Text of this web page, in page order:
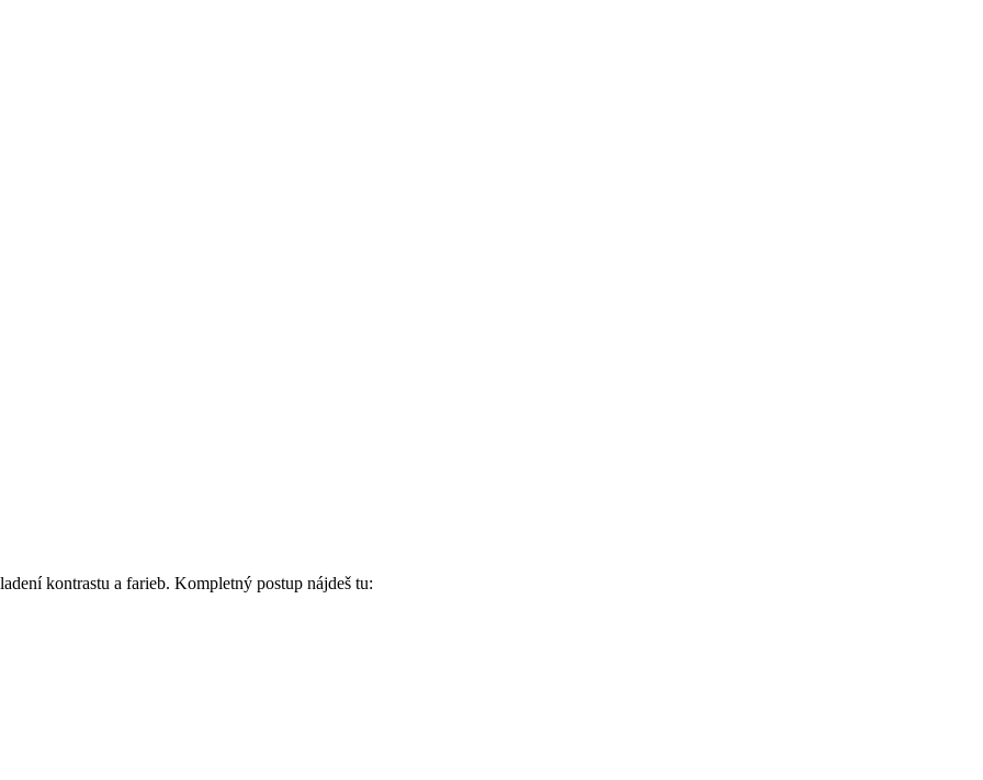
kontrastu a farieb. Kompletný postup nájdeš tu: